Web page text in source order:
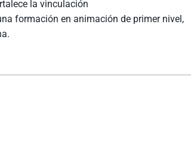
la vinculación
formación en animación de primer nivel,